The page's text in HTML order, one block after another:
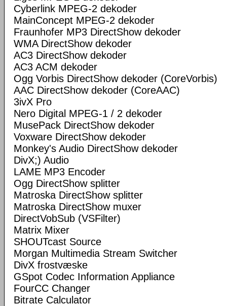
Cyberlink MPEG-2 dekoder
MainConcept MPEG-2 dekoder
Fraunhofer MP3 DirectShow dekoder
WMA DirectShow dekoder
AC3 DirectShow dekoder
AC3 ACM dekoder
Ogg Vorbis DirectShow dekoder (CoreVorbis)
AAC DirectShow dekoder (CoreAAC)
3ivX Pro
Nero Digital MPEG-1 / 2 dekoder
MusePack DirectShow dekoder
Voxware DirectShow dekoder
Monkey's Audio DirectShow dekoder
DivX;) Audio
LAME MP3 Encoder
Ogg DirectShow splitter
Matroska DirectShow splitter
Matroska DirectShow muxer
DirectVobSub (VSFilter)
Matrix Mixer
SHOUTcast Source
Morgan Multimedia Stream Switcher
DivX frostvæske
GSpot Codec Information Appliance
FourCC Changer
Bitrate Calculator